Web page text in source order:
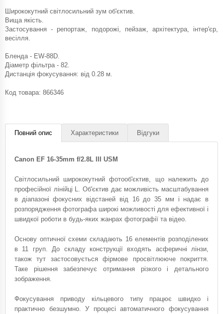
Ширококутний світлосильний зум об'єктив.
Вища якість.
Застосування - репортаж, подорожі, пейзаж, архітектура, інтер'єр,
весілля.
Бленда - EW-88D.
Діаметр фільтра - 82.
Дистанція фокусування: від 0.28 м.
Код товара: 866346
Повний опис Характеристики Відгуки
Canon EF 16-35mm f/2.8L III USM
Світлосильний ширококутний фотооб'єктив, що належить до
професійної лінійці L. Об'єктив дає можливість масштабування
в діапазоні фокусних відстаней від 16 до 35 мм і надає в
розпорядження фотографа широкі можливості для ефективної і
швидкої роботи в будь-яких жанрах фотографії та відео.
Основу оптичної схеми складають 16 елементів розподілених
в 11 груп. До складу конструкції входять асферичні лінзи,
також тут застосовується фірмове просвітлююче покриття.
Таке рішення забезпечує отримання різкого і детального
зображення.
Фокусування приводу кільцевого типу працює швидко і
практично безшумно. У процесі автоматичного фокусування